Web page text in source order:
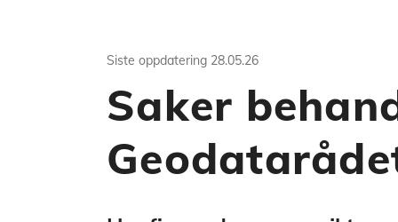
Siste oppdatering 28.05.26
Saker